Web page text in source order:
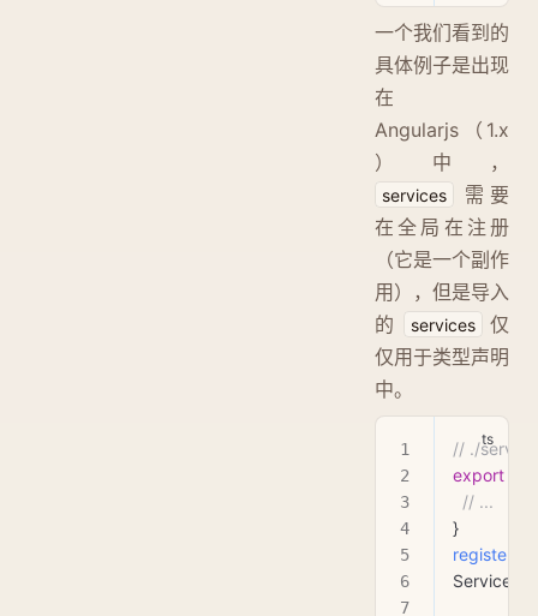
一个我们看到的
具体例子是出现
在
Angularjs（1.x
）中，
services
需要
在全局在注册
（它是一个副作
用），但是导入
的
services
仅
仅用于类型声明
中。
// ./
export
  // ...
}
register
Service